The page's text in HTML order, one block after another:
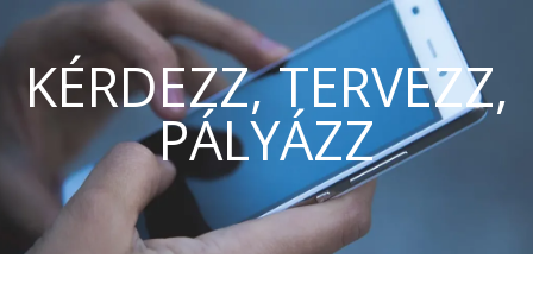
KÉRDEZZ, TERVEZZ,
PÁLYÁZZ